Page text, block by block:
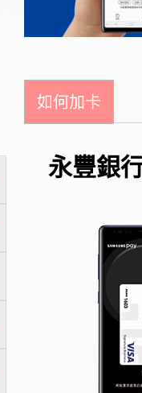
如何加卡
永豐銀